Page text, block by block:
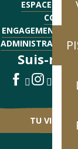
ESPACE
CGV
ENGAGEMENTS
ADMINISTRATIF -
Suis-nous !
TU VIENS ?